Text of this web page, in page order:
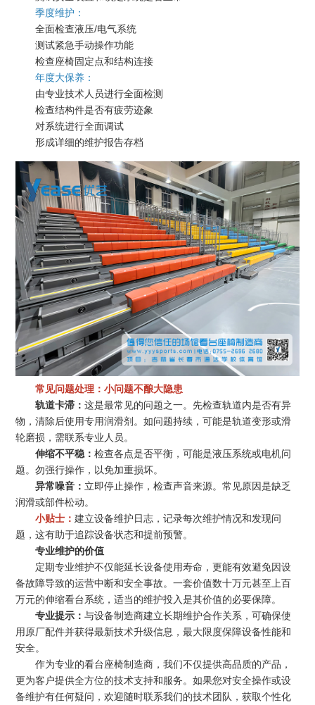
季度维护：
全面检查液压/电气系统
测试紧急手动操作功能
检查座椅固定点和结构连接
年度大保养：
由专业技术人员进行全面检测
检查结构件是否有疲劳迹象
对系统进行全面调试
形成详细的维护报告存档
常见问题处理：小问题不酿大隐患
轨道卡滞：这是最常见的问题之一。先检查轨道内是否有异
物，清除后使用专用润滑剂。如问题持续，可能是轨道变形或滑
轮磨损，需联系专业人员。
伸缩不平稳：检查各点是否平衡，可能是液压系统或电机问
题。勿强行操作，以免加重损坏。
异常噪音： 立即停止操作，检查声音来源。常见原因是缺乏
润滑或部件松动。
小贴士：建立设备维护日志，记录每次维护情况和发现问
题，这有助于追踪设备状态和提前预警。
专业维护的价值
定期专业维护不仅能延长设备使用寿命，更能有效避免因设
备故障导致的运营中断和安全事故。一套价值数十万元甚至上百
万元的伸缩看台系统，适当的维护投入是其价值的必要保障。
专业提示：与设备制造商建立长期维护合作关系，可确保使
用原厂配件并获得最新技术升级信息，最大限度保障设备性能和
安全。
作为专业的看台座椅制造商，我们不仅提供高品质的产品，
更为客户提供全方位的技术支持和服务。如果您对安全操作或设
备维护有任何疑问，欢迎随时联系我们的技术团队，获取个性化